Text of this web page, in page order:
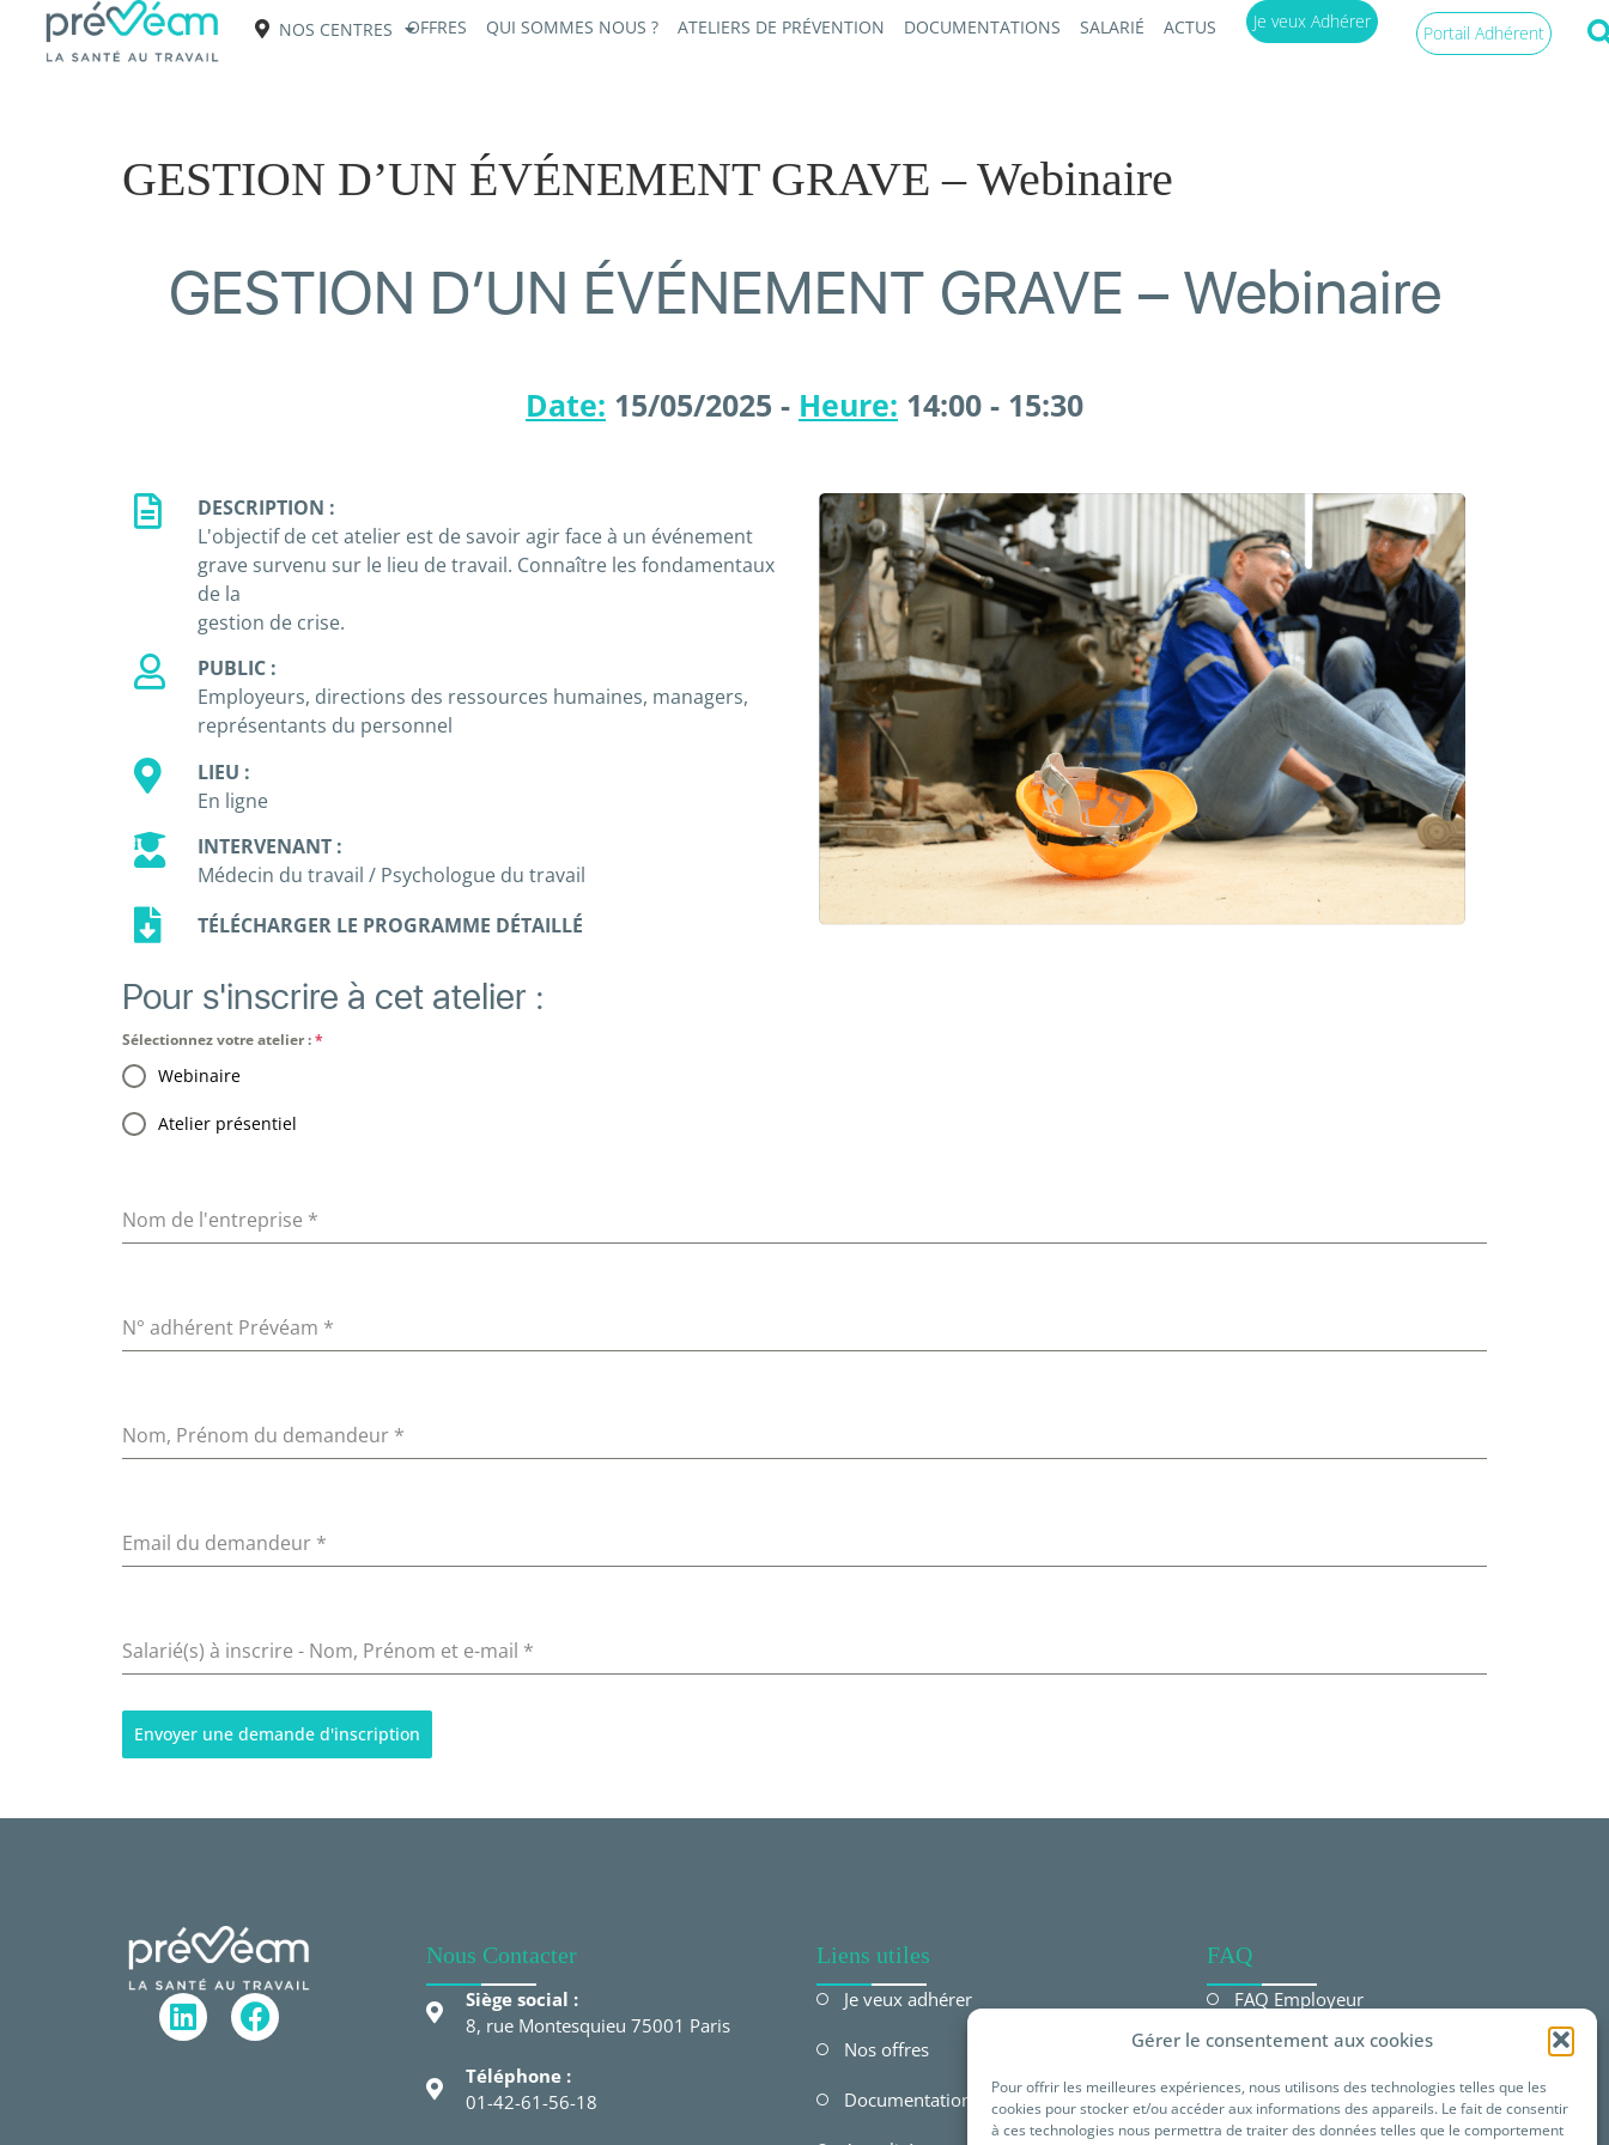
Gérer le consentement aux cookies
Pour offrir les meilleures expériences, nous utilisons des technologies telles que les
cookies pour stocker et/ou accéder aux informations des appareils. Le fait de consentir
à ces technologies nous permettra de traiter des données telles que le comportement
NOS CENTRES OFFRES QUI SOMMES NOUS ? ATELIERS DE PRÉVENTION DOCUMENTATIONS SALARIÉ ACTUS Je veux Adhérer
Portail Adhérent
GESTION D’UN ÉVÉNEMENT GRAVE – Webinaire
GESTION D’UN ÉVÉNEMENT GRAVE – Webinaire
Date: 15/05/2025 - Heure: 14:00 - 15:30
DESCRIPTION :
L'objectif de cet atelier est de savoir agir face à un événement
grave survenu sur le lieu de travail. Connaître les fondamentaux
de la
gestion de crise.
PUBLIC :
Employeurs, directions des ressources humaines, managers,
représentants du personnel
LIEU :
En ligne
INTERVENANT :
Médecin du travail / Psychologue du travail
TÉLÉCHARGER LE PROGRAMME DÉTAILLÉ
Pour s'inscrire à cet atelier :
Sélectionnez votre atelier :*
Webinaire
Atelier présentiel
Nom de l'entreprise *
N° adhérent Prévéam *
Nom, Prénom du demandeur *
Email du demandeur *
Salarié(s) à inscrire - Nom, Prénom et e-mail *
Envoyer une demande d'inscription
Nous Contacter
Siège social :
8, rue Montesquieu 75001 Paris
Téléphone :
01-42-61-56-18
Liens utiles
Je veux adhérer
Nos offres
Documentations
FAQ
FAQ Employeur
FAQ Salarié
FAQ offres Prévéam